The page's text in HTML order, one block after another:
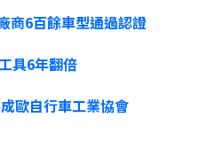
6百餘車型通過認證
具6年翻倍
歐自行車工業協會